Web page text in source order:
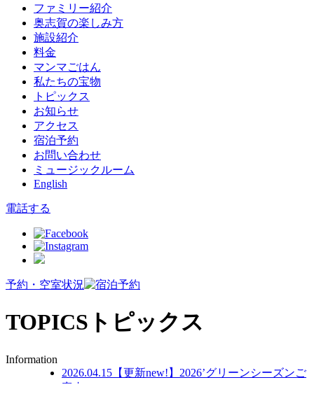
ファミリー紹介
奥志賀の楽しみ方
施設紹介
料金
マンマごはん
私たちの宝物
トピックス
お知らせ
アクセス
宿泊予約
お問い合わせ
ミュージックルーム
English
電話する
予約・空室状況
TOPICS トピックス
Information
2026.04.15 【更新new!】2026’グリーンシーズンご
案内